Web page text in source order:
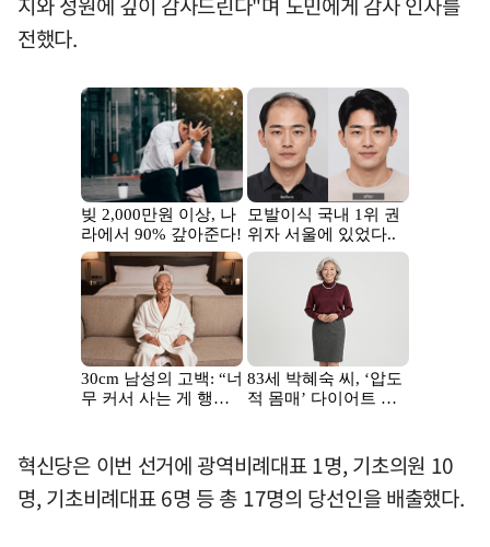
전했다.
혁신당은 이번 선거에 광역비례대표 1명, 기초의원 10
명, 기초비례대표 6명 등 총 17명의 당선인을 배출했다.